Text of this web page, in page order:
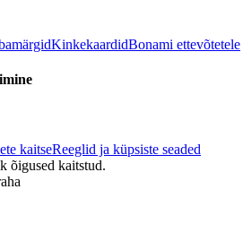
KinkekaardidBonami ettevõtetele
kaitseReeglid ja küpsiste seaded
õigused kaitstud.